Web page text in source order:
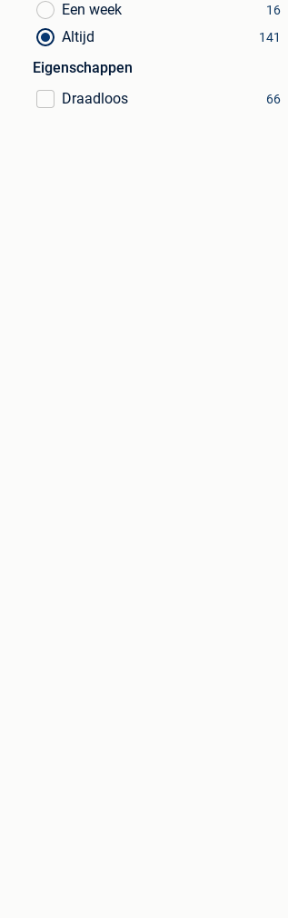
Een week 16
Altijd 141
Eigenschappen
Draadloos
66